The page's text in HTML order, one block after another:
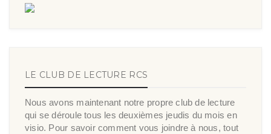
LE CLUB DE LECTURE RCS
Nous avons maintenant notre propre club de lecture
qui se déroule tous les deuxièmes jeudis du mois en
visio. Pour savoir comment vous joindre à nous, tout